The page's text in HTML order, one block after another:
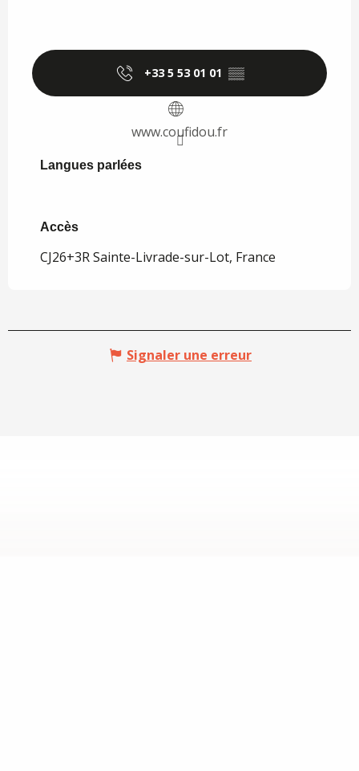
+33 5 53 01 01 ▒▒
www.coufidou.fr
Langues parlées
Langues parlées
Accès
Accès
CJ26+3R Sainte-Livrade-sur-Lot, France
Signaler une erreur